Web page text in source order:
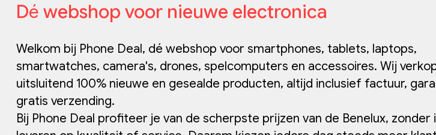
Dé webshop voor nieuwe electronica
Welkom bij Phone Deal, dé webshop voor smartphones, tablets, laptops,
smartwatches, camera's, drones, spelcomputers en accessoires. Wij
uitsluitend 100% nieuwe en gesealde producten, altijd inclusief factuur,
gratis verzending.
Bij Phone Deal profiteer je van de scherpste prijzen van de Benelux, zonder